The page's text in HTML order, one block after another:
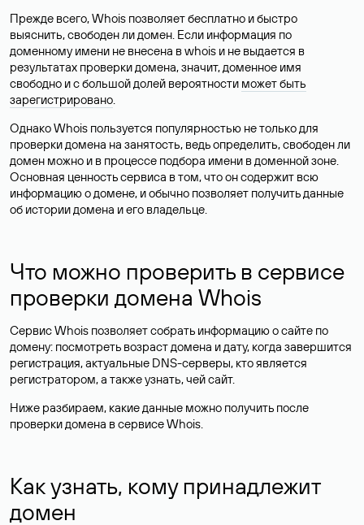
Прежде всего, Whois позволяет бесплатно и быстро
выяснить, свободен ли домен. Если информация по
доменному имени не внесена в whois и не выдается в
результатах проверки домена, значит, доменное имя
свободно и с большой долей вероятности может быть
зарегистрировано.
Однако Whois пользуется популярностью не только для
проверки домена на занятость, ведь определить, свободен ли
домен можно и в процессе подбора имени в доменной зоне.
Основная ценность сервиса в том, что он содержит всю
информацию о домене, и обычно позволяет получить данные
об истории домена и его владельце.
Что можно проверить в сервисе
проверки домена Whois
Сервис Whois позволяет собрать информацию о сайте по
домену: посмотреть возраст домена и дату, когда завершится
регистрация, актуальные DNS-серверы, кто является
регистратором, а также узнать, чей сайт.
Ниже разбираем, какие данные можно получить после
проверки домена в сервисе Whois.
Как узнать, кому принадлежит
домен